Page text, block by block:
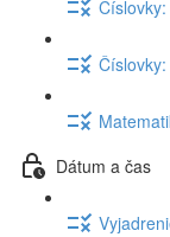
Dátum a čas